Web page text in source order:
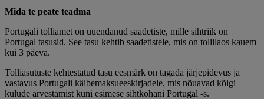
Mida te peate teadma
Portugali tolliamet on uuendanud saadetiste, mille sihtriik on
Portugal tasusid. See tasu kehtib saadetistele, mis on tollilaos kauem
kui 3 päeva.
Tolliasutuste kehtestatud tasu eesmärk on tagada järjepidevus ja
vastavus Portugali käibemaksueeskirjadele, mis nõuavad kõigi
kulude arvestamist kuni esimese sihtkohani Portugal -s.